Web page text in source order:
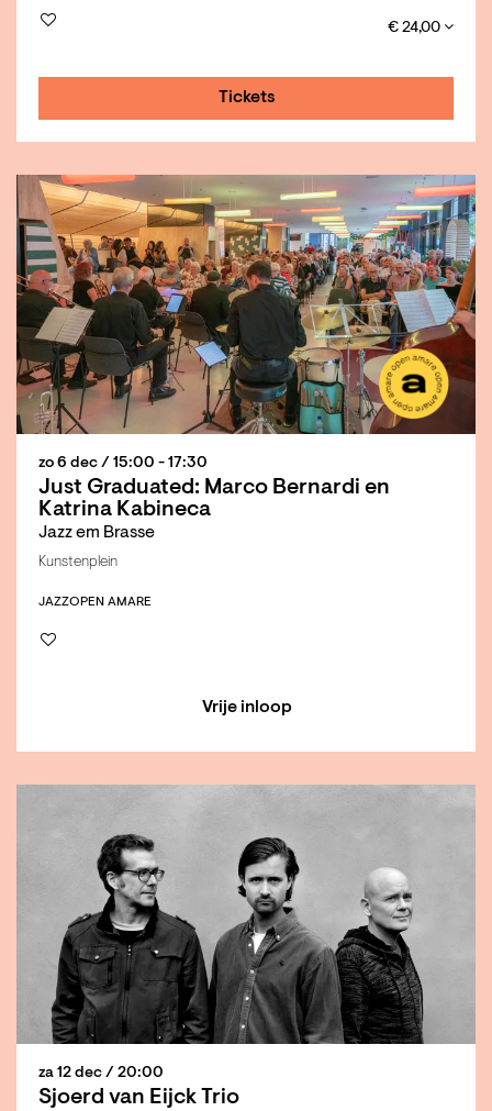
€ 24,00
Tickets
Just Graduated: Marco Bernardi en
Katrina Kabineca
Jazz em Brasse
zo 6 dec / 15:00 - 17:30
Kunstenplein
JAZZOPEN AMARE
Vrije inloop
Sjoerd van Eijck Trio
za 12 dec / 20:00